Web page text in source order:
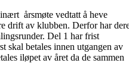
årsmøte vedtatt å heve
drift av klubben. Derfor har
Del 1 har frist
skal betales innen utgangen av
iløpet av året da de sammen